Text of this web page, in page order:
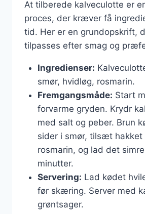
At tilberede kalveculotte er
proces, der kræver få
tid. Her er en grundopskrift,
tilpasses efter smag og
Ingredienser:
smør, hvidløg, rosmarin.
Fremgangsmåde: Start
forvarme gryden. Krydr
med salt og peber. Brun
sider i smør, tilsæt hakket
rosmarin, og lad det
minutter.
Servering: Lad kødet
før skæring. Server med
grøntsager.